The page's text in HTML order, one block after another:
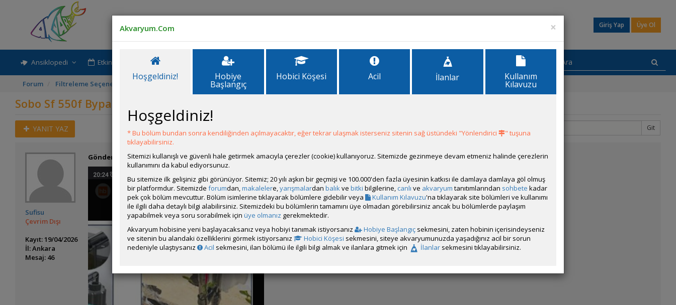
Giriş Yap Üye Ol
Ansiklopedi Etkinlik-Paylaşım İlanlar Forum
Forum Filtreleme Seçenekleri Sobo Sf 550f Bypass Sorunu
Sobo Sf 550f Bypass Sorunu
YANIT YAZ Git
Sufisu
Çevrim Dışı
Kayıt: 19/04/2026
İl: Ankara
Mesaj: 46
Gönderim Zamanı: 01 Haziran 2026 20:44
×
Akvaryum.Com
Hoşgeldiniz! Hobiye
Başlangıç
Hobici Köşesi Acil İlanlar Kullanım
Kılavuzu
Hoşgeldiniz!
* Bu bölüm bundan sonra kendiliğinden açılmayacaktır, eğer tekrar ulaşmak isterseniz sitenin sağ üstündeki "Yönlendirici
" tuşuna
tıklayabilirsiniz.
Sitemizi kullanışlı ve güvenli hale getirmek amacıyla çerezler (cookie) kullanıyoruz. Sitemizde gezinmeye devam etmeniz halinde çerezlerin
kullanımını da kabul ediyorsunuz.
Bu sitemize ilk gelişiniz gibi görünüyor. Sitemiz; 20 yılı aşkın bir geçmişi ve 100.000'den fazla üyesinin katkısı ile damlaya damlaya göl olmuş
bir platformdur. Sitemizde forumdan,makalelere,yarışmalardan balıkve bitki bilgilerine, canlı ve akvaryum tanıtımlarından sohbete kadar
pek çok bölüm mevcuttur. Bölüm isimlerine tıklayarak bölümlere gidebilir veya
Kullanım Kılavuzu'na tıklayarak site bölümleri ve kullanımı
ile ilgili daha detaylı bilgi alabilirsiniz. Sitemizdeki bu bölümlerin tamamını üye olmadan görebilirsiniz ancak bu bölümlerde paylaşım
yapabilmek veya soru sorabilmek için üye olmanız gerekmektedir.
Akvaryum hobisine yeni başlayacaksanız veya hobiyi tanımak istiyorsanız
Hobiye Başlangıç sekmesini, zaten hobinin içerisindeyseniz
ve sitenin bu alandaki özelliklerini görmek istiyorsanız
Hobici Köşesi sekmesini, siteye akvaryumunuzda yaşadığınız acil bir sorun
nedeniyle ulaştıysanız
Acil sekmesini, ilan bölümü ile ilgili bilgi almak ve ilanlara gitmek için İlanlar sekmesini tıklayabilirsiniz.